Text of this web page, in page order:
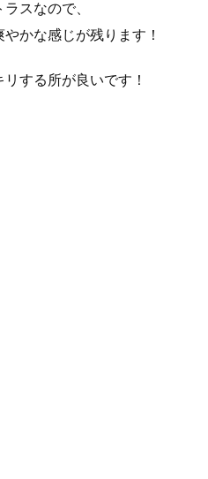
スなので、
かな感じが残ります！
する所が良いです！